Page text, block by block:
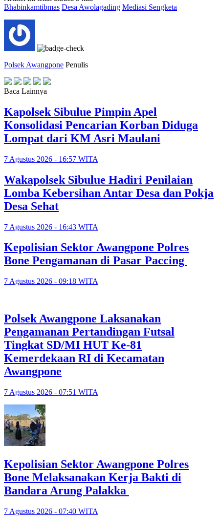
Bhabinkamtibmas Desa Awolagading Mediasi Sengketa
Polsek Awangpone Penulis
Baca Lainnya
Kapolsek Sibulue Pimpin Apel
Konsolidasi Pencarian Korban Diduga
Lompat dari KM Asri Maulani
7 Agustus 2026 - 16:57 WITA
Wakapolsek Sibulue Hadiri Penilaian
Lomba Kebersihan Antar Desa dan Pokja
Desa Sehat
7 Agustus 2026 - 16:43 WITA
Kepolisian Sektor Awangpone Polres
Bone Pengamanan di Pasar Paccing ‎
7 Agustus 2026 - 09:18 WITA
Polsek Awangpone Laksanakan
Pengamanan Pertandingan Futsal
Tingkat SD/MI HUT Ke-81
Kemerdekaan RI di Kecamatan
Awangpone
7 Agustus 2026 - 07:51 WITA
‎Kepolisian Sektor Awangpone Polres
Bone Melaksanakan Kerja Bakti di
Bandara Arung Palakka ‎
7 Agustus 2026 - 07:40 WITA